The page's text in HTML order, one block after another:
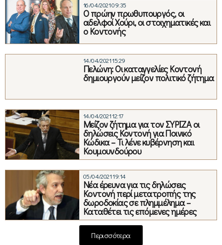
16/04/2021 09:35
Ο πρώην πρωθυπουργός, οι
αδελφοί Χούρι, οι στοιχηματικές και
ο Κοντονής
14/04/2021 15:29
Πελώνη: Οι καταγγελίες Κοντονή
δημιουργούν μείζον πολιτικό ζήτημα
14/04/2021 12:17
Μείζον ζήτημα για τον ΣΥΡΙΖΑ οι
δηλώσεις Κοντονή για Ποινικό
Κώδικα – Τι λένε κυβέρνηση και
Κουμουνδούρου
05/04/2021 19:14
Νέα έρευνα για τις δηλώσεις
Κοντονή περί μετατροπής της
δωροδοκίας σε πλημμέλημα –
Καταθέτει τις επόμενες ημέρες
Περισσότερα